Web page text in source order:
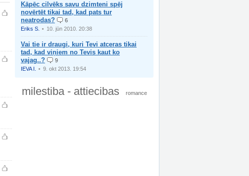
Kāpēc cilvēks savu dzimteni spēj
novērtēt tikai tad, kad pats tur
neatrodas?
6
Eriks S.
10. jūn 2010. 20:38
Vai tie ir draugi, kuri Tevi atceras tikai
tad, kad viņiem no Tevis kaut ko
vajag..?
9
IEVA I.
9. okt 2013. 19:54
milestiba - attiecibas romance